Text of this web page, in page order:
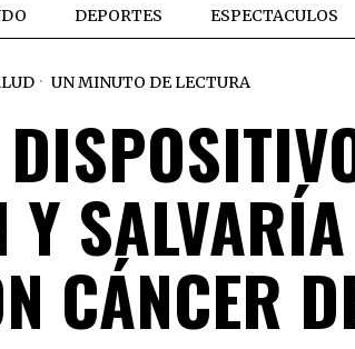
DEPORTES ESPECTACULOS
UN MINUTO DE LECTURA
Y
CÁNCER